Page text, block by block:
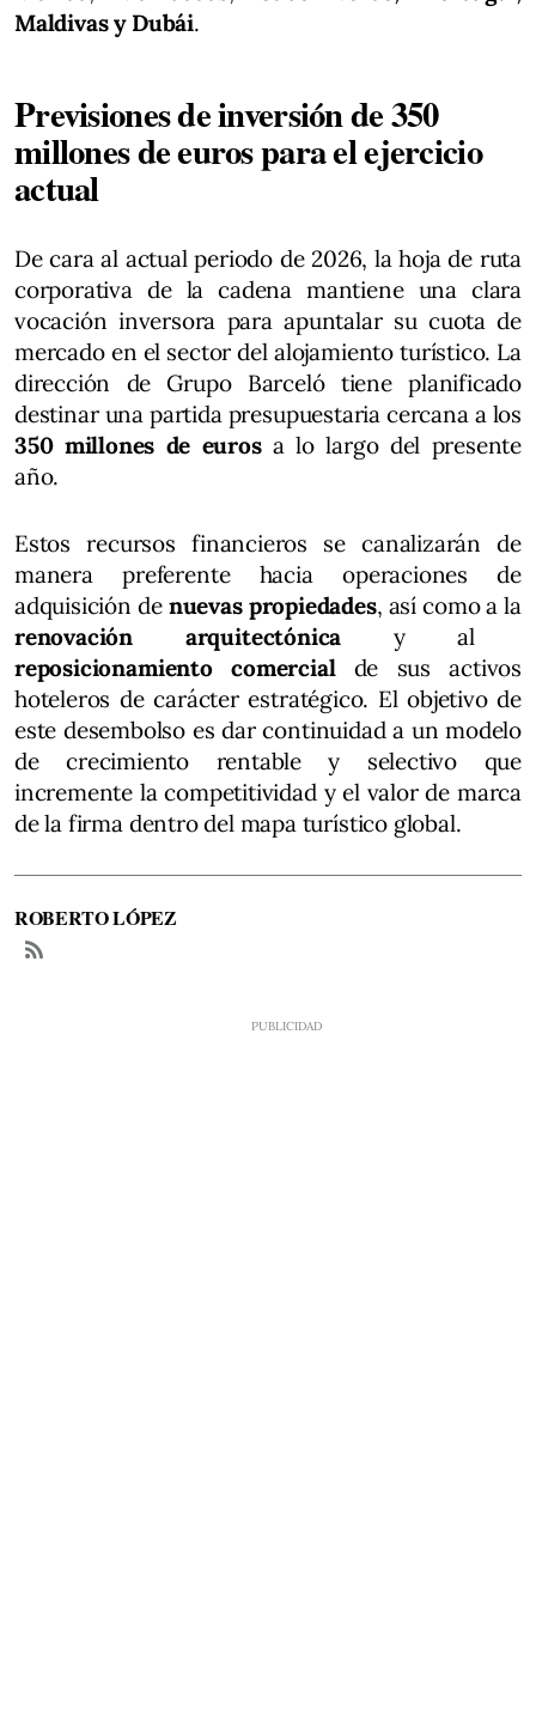
Maldivas y Dubái.
Previsiones de inversión de 350
millones de euros para el ejercicio
actual
De cara al actual periodo de 2026, la hoja de ruta
corporativa de la cadena mantiene una clara
vocación inversora para apuntalar su cuota de
mercado en el sector del alojamiento turístico. La
dirección de Grupo Barceló tiene planificado
destinar una partida presupuestaria cercana a los
350 millones de eurosa lo largo del presente
año.
Estos recursos financieros se canalizarán de
manera preferente hacia operaciones de
adquisición denuevas propiedades, así como a la
renovación arquitectónica y al
reposicionamiento comercialde sus activos
hoteleros de carácter estratégico. El objetivo de
este desembolso es dar continuidad a un modelo
de crecimiento rentable y selectivo que
incremente la competitividad y el valor de marca
de la firma dentro del mapa turístico global.
ROBERTO LÓPEZ